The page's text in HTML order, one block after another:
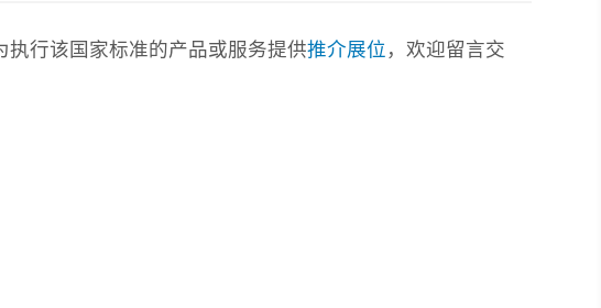
行该国家标准的产品或服务提供推介展位 ，欢迎留言交